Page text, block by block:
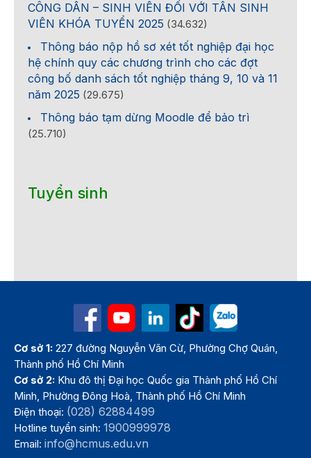
CÔNG DÂN – SINH VIÊN ĐỐI VỚI TÂN SINH
VIÊN KHÓA TUYỂN 2025 (34.632)
Thông báo nộp hồ sơ xét tốt nghiệp đại học
hệ chính quy các chương trình cho các đợt
công bố danh sách tốt nghiệp tháng 9, 10 và 11
năm 2025 (29.675)
Thông báo tạm dừng Moodle để bảo trì
(25.710)
Tuyển sinh
Cơ sở 1: 227 đường Nguyễn Văn Cừ, Phường Chợ Quán,
Thành phố Hồ Chí Minh
Cơ sở 2: Khu đô thị Đại học Quốc gia Thành phố Hồ Chí
Minh, Phường Đông Hoà, Thành phố Hồ Chí Minh
Điện thoại: (028) 62884499
Hotline tuyển sinh:1900999978
Email:info@hcmus.edu.vn